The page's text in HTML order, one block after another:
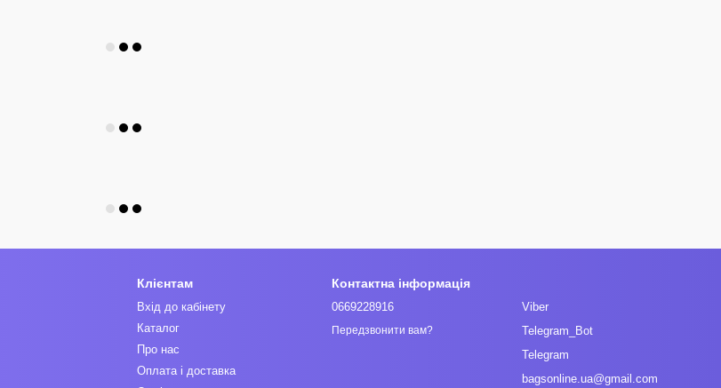
Клієнтам
Вхід до кабінету
Каталог
Про нас
Оплата і доставка
Контактна інформація
0669228916
Передзвонити вам?
Viber
Telegram_Bot
Telegram
bagsonline.ua@gmail.com